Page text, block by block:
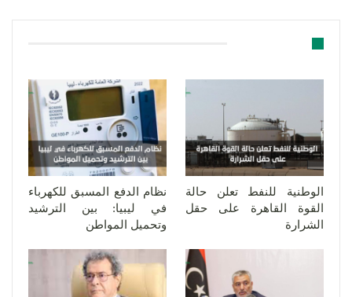
الوطنية للنفط تعلن حالة
القوة القاهرة على حقل
الشرارة
نظام الدفع المسبق للكهرباء
في ليبيا: بين الترشيد
وتحميل المواطن